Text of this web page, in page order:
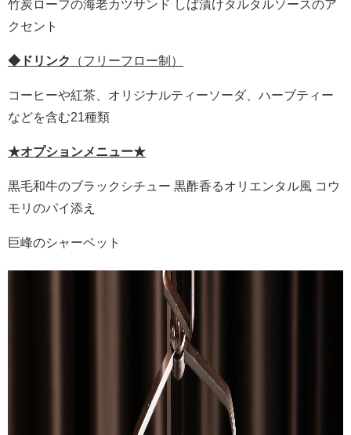
竹炭ローフの海老カツサンド しば漬けタルタルソースのア
クセント
◆ドリンク （フリーフロー制）
コーヒーや紅茶、オリジナルティーソーダ、ハーブティー
などを含む21種類
★オプションメニュー★
黒毛和牛のブラックシチュー 黒酢香るオリエンタル風 コウ
モリのパイ添え
巨峰のシャーベット